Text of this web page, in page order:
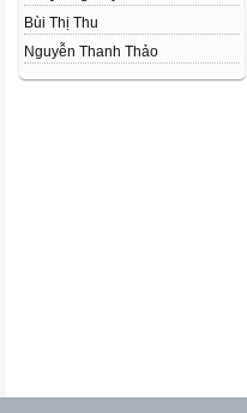
Bùi Thị Thu
Nguyễn Thanh Thảo